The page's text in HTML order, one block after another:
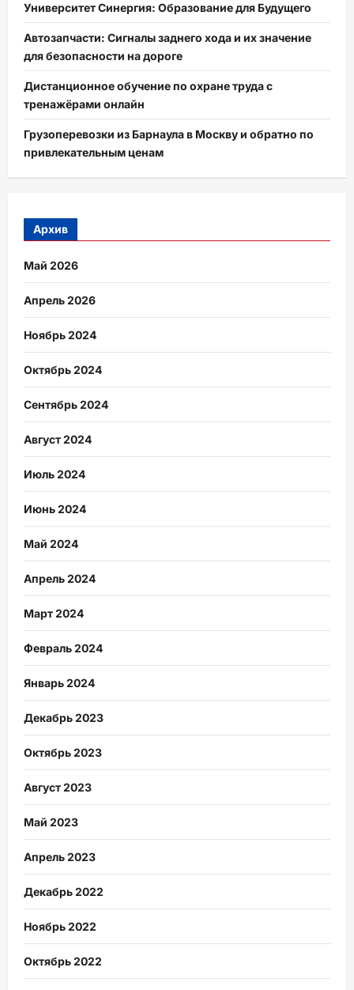
Университет Синергия: Образование для Будущего
Автозапчасти: Сигналы заднего хода и их значение
для безопасности на дороге
Дистанционное обучение по охране труда с
тренажёрами онлайн
Грузоперевозки из Барнаула в Москву и обратно по
привлекательным ценам
Архив
Май 2026
Апрель 2026
Ноябрь 2024
Октябрь 2024
Сентябрь 2024
Август 2024
Июль 2024
Июнь 2024
Май 2024
Апрель 2024
Март 2024
Февраль 2024
Январь 2024
Декабрь 2023
Октябрь 2023
Август 2023
Май 2023
Апрель 2023
Декабрь 2022
Ноябрь 2022
Октябрь 2022